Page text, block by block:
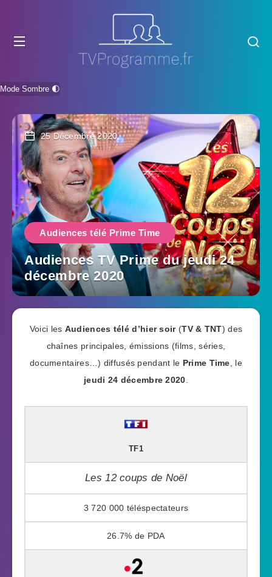
Mode Sombre 🌓
25 Décembre 2020
Audiences télé Prime Time
Audiences TV Prime du jeudi 24
décembre 2020
Voici les Audiences télé d’hier soir (TV & TNT) des
chaînes principales, émissions (films, séries,
documentaires…) diffusés pendant le Prime Time , le
jeudi 24 décembre 2020
TF1
Les 12 coups de Noël
3 720 000
26.7%